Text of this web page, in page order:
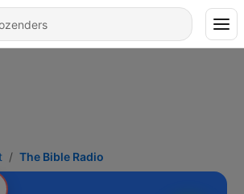
The Bible Radio